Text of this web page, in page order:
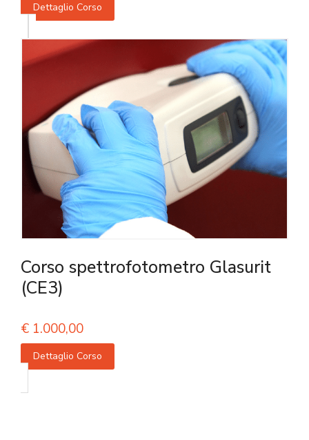
Dettaglio Corso
Corso spettrofotometro Glasurit
(CE3)
€ 1.000,00
Dettaglio Corso